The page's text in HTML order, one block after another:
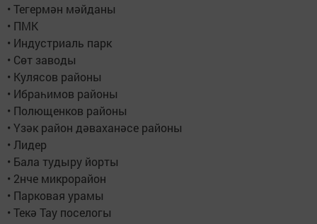
• Тегермән мәйданы
• ПМК
• Индустриаль парк
• Сөт заводы
• Кулясов районы
• Ибраһимов районы
• Полющенков районы
• Үзәк район дәваханәсе районы
• Лидер
• Бала тудыру йорты
• 2нче микрорайон
• Парковая урамы
• Текә Тау поселогы